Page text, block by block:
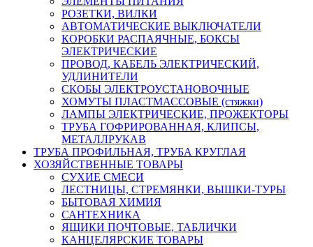
РОЗЕТКИ, ВИЛКИ
АВТОМАТИЧЕСКИЕ ВЫКЛЮЧАТЕЛИ
КОРОБКИ РАСПАЯЧНЫЕ, БОКСЫ
ЭЛЕКТРИЧЕСКИЕ
ПРОВОД, КАБЕЛЬ ЭЛЕКТРИЧЕСКИЙ,
УДЛИНИТЕЛИ
СКОБЫ ЭЛЕКТРОУСТАНОВОЧНЫЕ
ХОМУТЫ ПЛАСТМАССОВЫЕ (стяжки)
ЛАМПЫ ЭЛЕКТРИЧЕСКИЕ, ПРОЖЕКТОРЫ
ТРУБА ГОФРИРОВАННАЯ, КЛИПСЫ,
МЕТАЛЛРУКАВ
ТРУБА ПРОФИЛЬНАЯ, ТРУБА КРУГЛАЯ
ХОЗЯЙСТВЕННЫЕ ТОВАРЫ
СУХИЕ СМЕСИ
ЛЕСТНИЦЫ, СТРЕМЯНКИ, ВЫШКИ-ТУРЫ
БЫТОВАЯ ХИМИЯ
САНТЕХНИКА
ЯЩИКИ ПОЧТОВЫЕ, ТАБЛИЧКИ
КАНЦЕЛЯРСКИЕ ТОВАРЫ